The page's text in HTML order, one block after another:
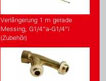
Verlängerung 1 m gerade
Messing, G1/4“a-G1/4“i
(Zubehör)